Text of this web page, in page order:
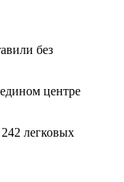
без
центре
легковых